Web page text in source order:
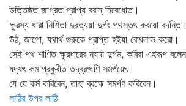
উত্তিষ্ঠত জাগ্রত প্রাপ্য বরান্‌ নিবেধোত।
ক্ষুরস্য ধারা নিশিতা দুরত্যয়া দুর্গং পথস্তৎ কবয়ো বদন্তি।
উঠ, জাগো, যথার্থ গুরুকে প্রাপ্ত হইয়া বোধলাভ করো।
সেই পথ শাণিত ক্ষুরধারের ন্যায় দুর্গম, কবিরা এইরূপ
ষদ্‌ষৎ কম প্রকুবীত তদ্‌ব্রহ্মণি সমর্পয়েৎ।
যে যে কর্ম করিবেন, তাহা ব্রহ্মে সমর্পণ করিবেন।
লাঠির উপর লাঠি